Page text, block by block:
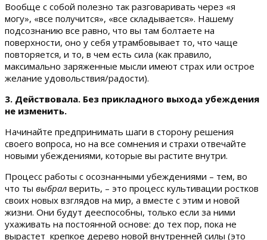
Вообще с собой полезно так разговаривать через «я
могу», «все получится», «все складывается». Нашему
подсознанию все равно, что вы там болтаете на
поверхности, оно у себя утрамбовывает то, что чаще
повторяется, и то, в чем есть сила (как правило,
максимально заряженные мысли имеют страх или острое
желание удовольствия/радости).
3. Действовала. Без прикладного выхода убеждения
не изменить.
Начинайте предпринимать шаги в сторону решения
своего вопроса, но на все сомнения и страхи отвечайте
новыми убеждениями, которые вы растите внутри.
Процесс работы с осознанными убеждениями – тем, во
что ты выбрал верить, – это процесс культивации ростков
своих новых взглядов на мир, а вместе с этим и новой
жизни. Они будут дееспособны, только если за ними
ухаживать на постоянной основе: до тех пор, пока не
вырастет крепкое дерево новой внутренней силы (это